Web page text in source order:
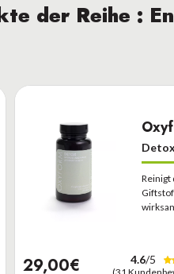
der Reihe :
Reinigt
29,00€ 4.6/5